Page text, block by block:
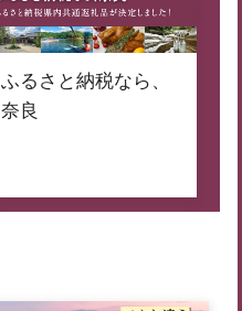
ふるさと納税なら、
奈良